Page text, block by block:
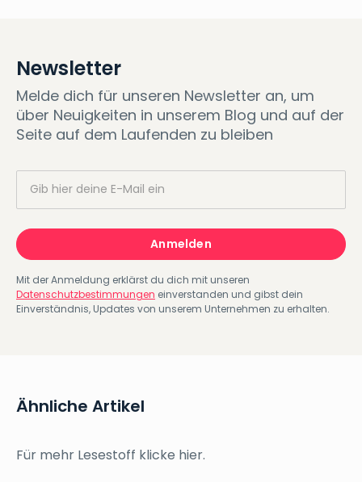
Newsletter
Melde dich für unseren Newsletter an, um
über Neuigkeiten in unserem Blog und auf der
Seite auf dem Laufenden zu bleiben
Mit der Anmeldung erklärst du dich mit unseren
Datenschutzbestimmungen einverstanden und gibst dein
Einverständnis, Updates von unserem Unternehmen zu erhalten.
Ähnliche Artikel
Für mehr Lesestoff klicke hier.